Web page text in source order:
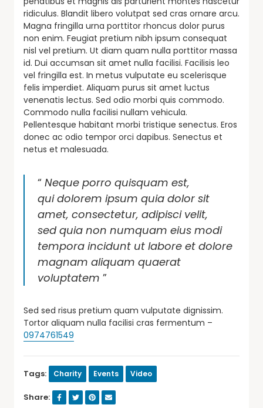
ridiculus. Blandit libero volutpat sed cras ornare arcu.
Magna fringilla urna porttitor rhoncus dolor purus
non enim. Feugiat pretium nibh ipsum consequat
nisl vel pretium. Ut diam quam nulla porttitor massa
id. Dui accumsan sit amet nulla facilisi. Facilisis leo
vel fringilla est. In metus vulputate eu scelerisque
felis imperdiet. Aliquam purus sit amet luctus
venenatis lectus. Sed odio morbi quis commodo.
Commodo nulla facilisi nullam vehicula.
Pellentesque habitant morbi tristique senectus. Eros
donec ac odio tempor orci dapibus. Senectus et
netus et malesuada.
“ Neque porro quisquam est,
qui dolorem ipsum quia dolor sit
amet, consectetur, adipisci velit,
sed quia non numquam eius modi
tempora incidunt ut labore et dolore
magnam aliquam quaerat
voluptatem ”
Sed sed risus pretium quam vulputate dignissim.
Tortor aliquam nulla facilisi cras fermentum –
0974761549
Tags: Charity Events Video
Share: